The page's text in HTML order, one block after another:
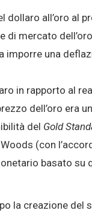
dollaro all’oro al
mercato
una
in rapporto al
dell’oro era
del Gold
(con
basato
la creazione del